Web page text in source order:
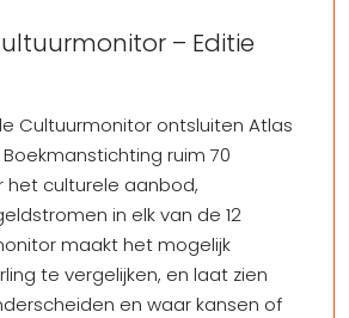
– Editie
Cultuurmonitor ontsluiten Atlas
ruim 70
het culturele aanbod,
in elk van de 12
maakt het mogelijk
te vergelijken, en laat zien
en waar kansen of